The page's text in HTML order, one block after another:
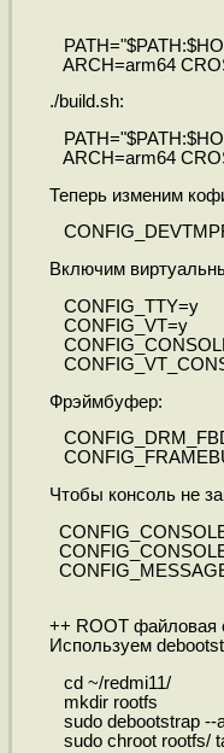
ARCH=arm64
./build.sh:
ARCH=arm64
Теперь изменим
Включим
CONFIG_TTY=y
CONFIG_VT=y
Фрэймбуфер:
Чтобы консоль не
++ ROOT файловая
Используем
cd ~/redmi11/
mkdir rootfs
sudo debootstrap --
sudo chroot rootfs/